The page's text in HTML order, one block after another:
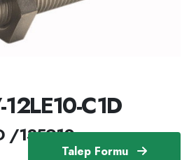
Talep Formu
C1D
/135910